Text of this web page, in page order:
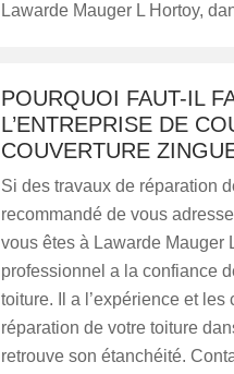
Lawarde Mauger L Hortoy,
POURQUOI FAUT-IL
L’ENTREPRISE DE
COUVERTURE
Si des travaux de réparation
recommandé de vous
vous êtes à Lawarde Mauger
professionnel a la confiance
toiture. Il a l’expérience et
réparation de votre toiture
retrouve son étanchéité.